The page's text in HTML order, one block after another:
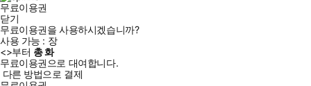
무료이용권
닫기
무료이용권을 사용하시겠습니까?
사용 가능 : 장
<>부터 총화
무료이용권으로 대여합니다.
다른 방법으로 결제